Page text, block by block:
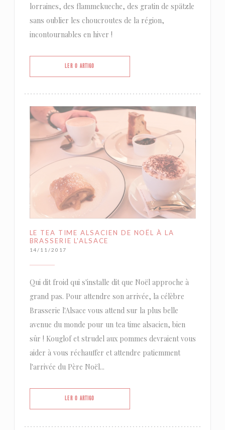
lorraines, des flammekueche, des gratin de spätzle
sans oublier les choucroutes de la région,
incontournables en hiver !
LER O ARTIGO
LE TEA TIME ALSACIEN DE NOËL À LA
BRASSERIE L'ALSACE
14/11/2017
Qui dit froid qui s'installe dit que Noël approche à
grand pas. Pour attendre son arrivée, la célèbre
Brasserie l'Alsace vous attend sur la plus belle
avenue du monde pour un tea time alsacien, bien
sûr ! Kouglof et strudel aux pommes devraient vous
aider à vous réchauffer et attendre patiemment
l'arrivée du Père Noël...
LER O ARTIGO